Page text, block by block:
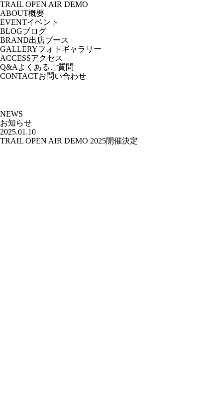
TRAIL OPEN AIR DEMO
ABOUT概要
EVENTイベント
BLOGブログ
BRAND出店ブース
GALLERYフォトギャラリー
ACCESSアクセス
Q&A よくあるご質問
CONTACTお問い合わせ
NEWS
お知らせ
2025.01.10
TRAIL OPEN AIR DEMO 2025開催決定